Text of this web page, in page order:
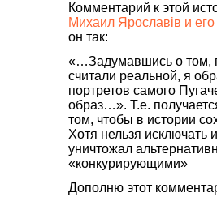
Комментарий к этой
Михаил Ярославiв и
он так:
«…Задумавшись о том,
считали реальной, я
портретов самого
образ…». Т.е.
том, чтобы в истории
Хотя нельзя исключать
уничтожал
«конкурирующими»
Дополню этот